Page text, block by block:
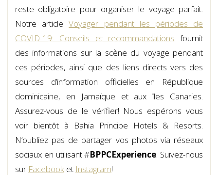
reste obligatoire pour organiser le voyage parfait.
Notre articleVoyager pendant les périodes de
COVID-19: Conseils et recommandations fournit
des informations sur la scène du voyage pendant
ces périodes, ainsi que des liens directs vers des
sources d’information officielles en République
dominicaine, en Jamaïque et aux îles Canaries.
Assurez-vous de le vérifier! Nous espérons vous
voir bientôt à Bahia Principe Hotels & Resorts.
N’oubliez pas de partager vos photos via réseaux
sociaux en utilisant #BPPCExperience . Suivez-nous
sur Facebook et Instagram!